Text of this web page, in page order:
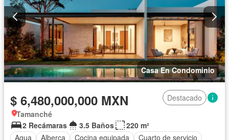
Casa En Condominio
$ 6,480,000,000 MXN
Destacado
Tamanché
2 Recámaras
3.5 Baños
220 m²
Agua
Alberca Cocina equipada
Cuarto de servicio